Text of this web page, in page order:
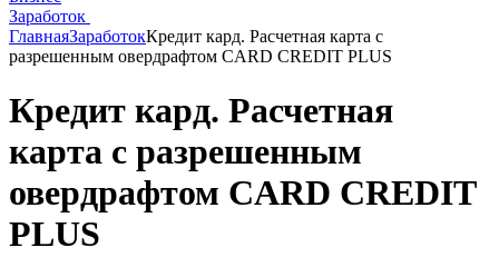
Заработок
ГлавнаяЗаработокКредит кард. Расчетная карта с
разрешенным овердрафтом CARD CREDIT PLUS
Кредит кард. Расчетная
карта с разрешенным
овердрафтом CARD CREDIT
PLUS